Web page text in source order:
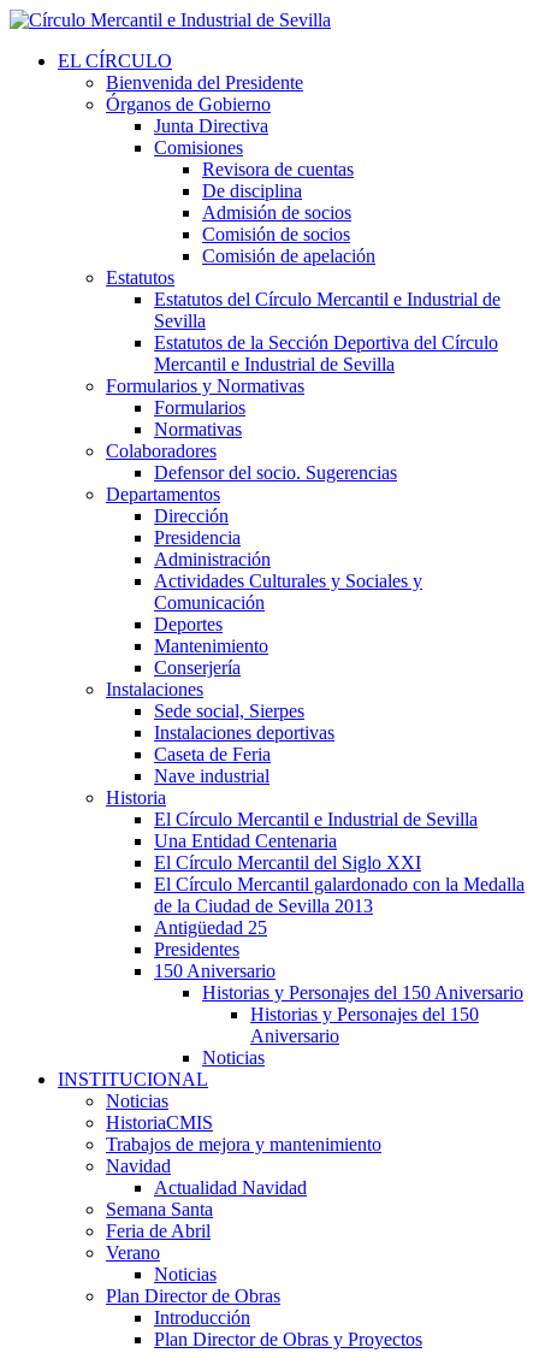
EL CÍRCULO
Bienvenida del Presidente
Órganos de Gobierno
Junta Directiva
Comisiones
Revisora de cuentas
De disciplina
Admisión de socios
Comisión de socios
Comisión de apelación
Estatutos
Estatutos del Círculo Mercantil e Industrial de
Sevilla
Estatutos de la Sección Deportiva del Círculo
Mercantil e Industrial de Sevilla
Formularios y Normativas
Formularios
Normativas
Colaboradores
Defensor del socio. Sugerencias
Departamentos
Dirección
Presidencia
Administración
Actividades Culturales y Sociales y
Comunicación
Deportes
Mantenimiento
Conserjería
Instalaciones
Sede social, Sierpes
Instalaciones deportivas
Caseta de Feria
Nave industrial
Historia
El Círculo Mercantil e Industrial de Sevilla
Una Entidad Centenaria
El Círculo Mercantil del Siglo XXI
El Círculo Mercantil galardonado con la Medalla
de la Ciudad de Sevilla 2013
Antigüedad 25
Presidentes
150 Aniversario
Historias y Personajes del 150 Aniversario
Historias y Personajes del 150
Aniversario
Noticias
INSTITUCIONAL
Noticias
HistoriaCMIS
Trabajos de mejora y mantenimiento
Navidad
Actualidad Navidad
Semana Santa
Feria de Abril
Verano
Noticias
Plan Director de Obras
Introducción
Plan Director de Obras y Proyectos